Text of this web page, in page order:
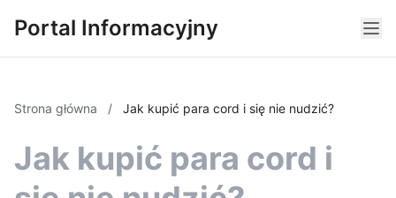
Portal Informacyjny
Strona główna / Jak kupić para cord i się nie nudzić?
Jak kupić para cord i